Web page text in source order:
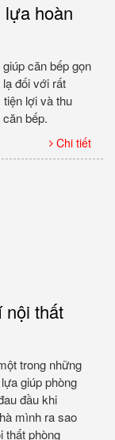
lựa hoàn
căn bếp gọn
đối với rất
lợi và thu
bếp.
Chi tiết
nội thất
trong những
giúp phòng
đầu khi
mình ra sao
thất phòng